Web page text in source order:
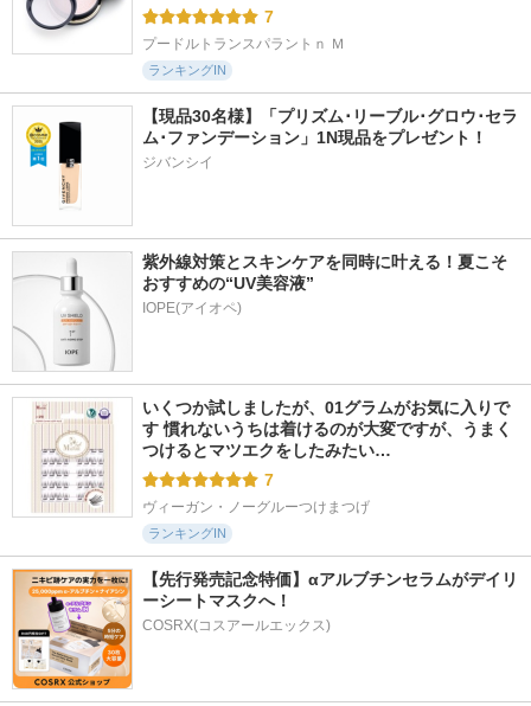
7
プードルトランスパラントｎ Ｍ
ランキングIN
【現品30名様】「プリズム･リーブル･グロウ･セラ
ジバンシイ
紫外線対策とスキンケアを同時に叶える！夏こそ
おすすめの“UV美容液”
IOPE(アイオペ)
いくつか試しましたが、01グラムがお気に入りで
す 慣れないうちは着けるのが大変ですが、うまく
つけるとマツエクをしたみたい…
7
ヴィーガン・ノーグルーつけまつげ
ランキングIN
【先行発売記念特価】αアルブチンセラムがデイリ
ーシートマスクへ！
COSRX(コスアールエックス)